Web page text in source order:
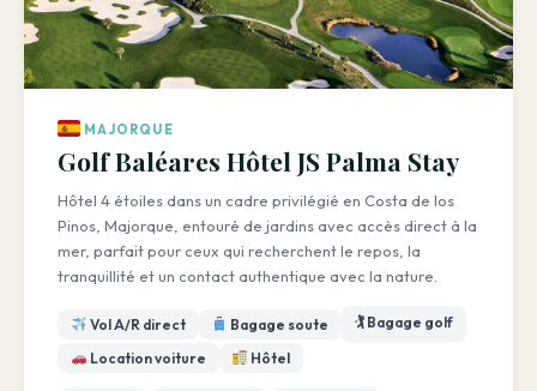
MAJORQUE
Golf Baléares Hôtel JS Palma Stay
Hôtel 4 étoiles dans un cadre privilégié en Costa de los
Pinos, Majorque, entouré de jardins avec accès direct à la
mer, parfait pour ceux qui recherchent le repos, la
tranquillité et un contact authentique avec la nature.
Vol A/R direct Bagage soute
🏌️ Bagage golf
Location voiture
Hôtel